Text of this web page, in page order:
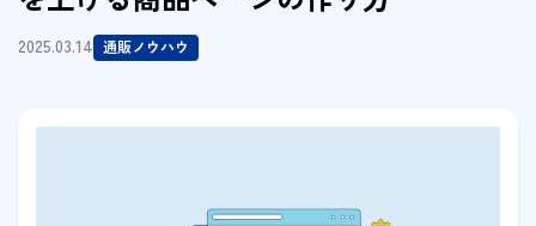
2025.03.14 通販ノウハウ